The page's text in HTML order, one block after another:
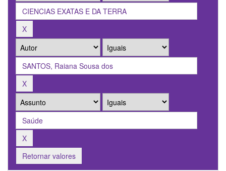
Retornar valores